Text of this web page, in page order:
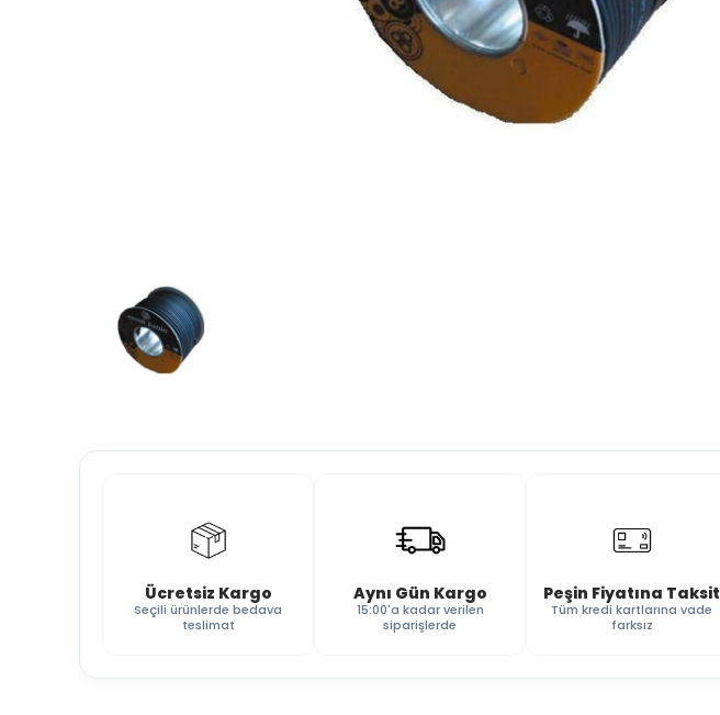
Ücretsiz Kargo
Seçili ürünlerde bedava
teslimat
Aynı Gün Kargo
15:00'a kadar verilen
siparişlerde
Peşin Fiyatına Taksit
Tüm kredi kartlarına vade
farksız